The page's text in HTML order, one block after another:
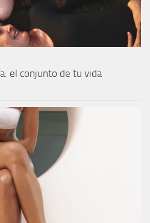
el conjunto de tu vida